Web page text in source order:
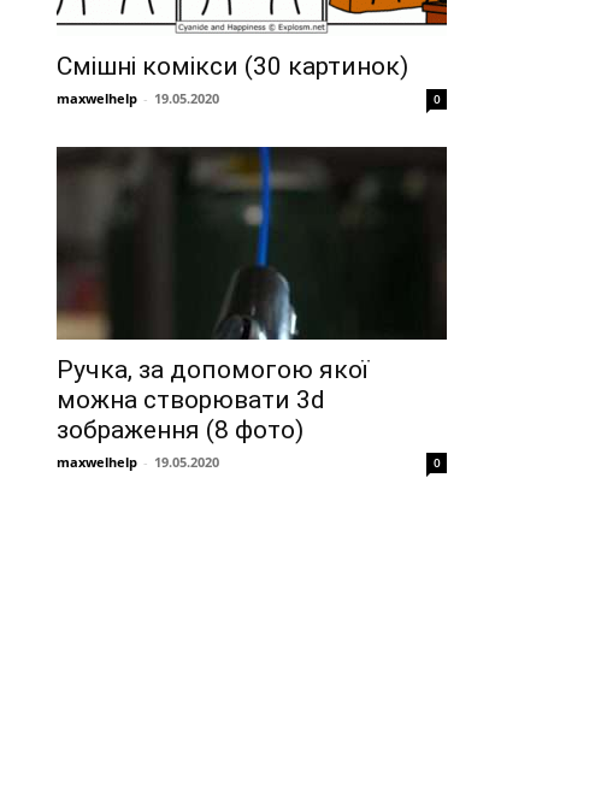
Смішні комікси (30 картинок)
maxwelhelp - 19.05.2020 0
Ручка, за допомогою якої
можна створювати 3d
зображення (8 фото)
maxwelhelp - 19.05.2020 0